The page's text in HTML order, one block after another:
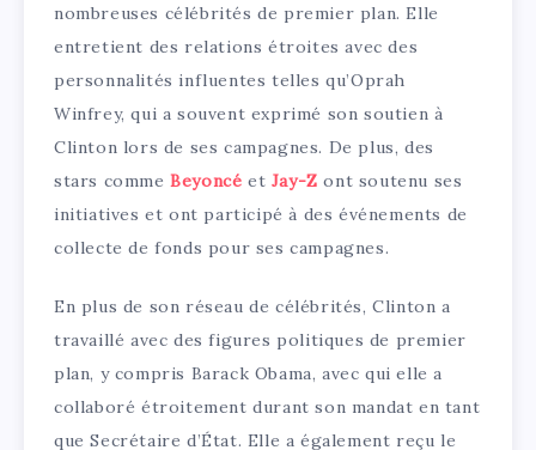
nombreuses célébrités de premier plan. Elle
entretient des relations étroites avec des
personnalités influentes telles qu’Oprah
Winfrey, qui a souvent exprimé son soutien à
Clinton lors de ses campagnes. De plus, des
stars commeBeyoncé et Jay-Z ont soutenu ses
initiatives et ont participé à des événements de
collecte de fonds pour ses campagnes.
En plus de son réseau de célébrités, Clinton a
travaillé avec des figures politiques de premier
plan, y compris Barack Obama, avec qui elle a
collaboré étroitement durant son mandat en tant
que Secrétaire d’État. Elle a également reçu le